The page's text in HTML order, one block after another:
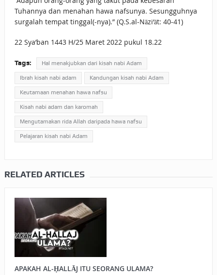
Tuhannya dan menahan hawa nafsunya. Sesungguhnya
surgalah tempat tinggal(-nya).” (Q.S.al-Nāzi‘āt: 40-41)
22 Sya’ban 1443 H/25 Maret 2022 pukul 18.22
Tags: Hal menakjubkan dari kisah nabi Adam
Ibrah kisah nabi adam Kandungan kisah nabi Adam
Keutamaan menahan hawa nafsu
Kisah nabi adam dan karomah
Mengutamakan rida Allah daripada hawa nafsu
Pelajaran kisah nabi Adam
RELATED ARTICLES
APAKAH AL-ḤALLĀJ ITU SEORANG ULAMA?